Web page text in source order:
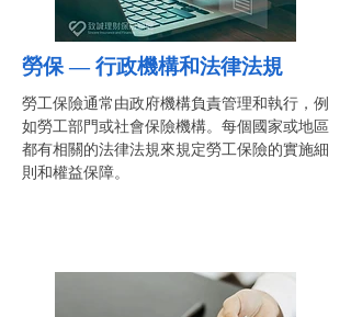
勞保 —行政機構和法律法規
勞工保險通常由政府機構負責管理和執行，例
如勞工部門或社會保險機構。每個國家或地區
都有相關的法律法規來規定勞工保險的實施細
則和權益保障。